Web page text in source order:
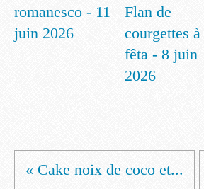
romanesco - 11
juin 2026
Flan de
courgettes
fêta - 8 juin
2026
« Cake noix de coco et...